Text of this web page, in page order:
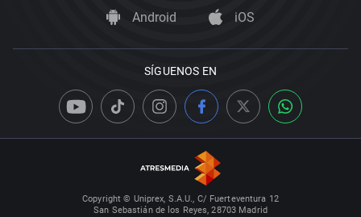
Android iOS
SÍGUENOS EN
Copyright © Uniprex, S.A.U., C/ Fuerteventura 12
San Sebastián de los Reyes, 28703 Madrid